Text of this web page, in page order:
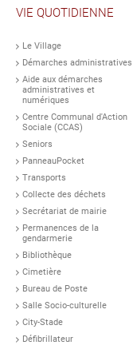
VIE QUOTIDIENNE
Le Village
Démarches administratives
Aide aux démarches
administratives et
numériques
Centre Communal d'Action
Sociale (CCAS)
Seniors
PanneauPocket
Transports
Collecte des déchets
Secrétariat de mairie
Permanences de la
gendarmerie
Bibliothèque
Cimetière
Bureau de Poste
Salle Socio-culturelle
City-Stade
Défibrillateur